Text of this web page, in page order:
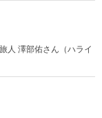
人 澤部佑さん（ハライ